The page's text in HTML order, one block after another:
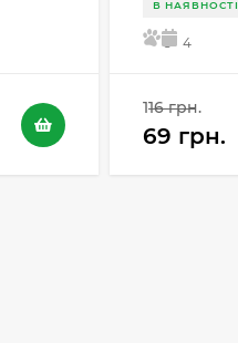
В НАЯВНОСТІ
5 4
116 грн.
69 грн.